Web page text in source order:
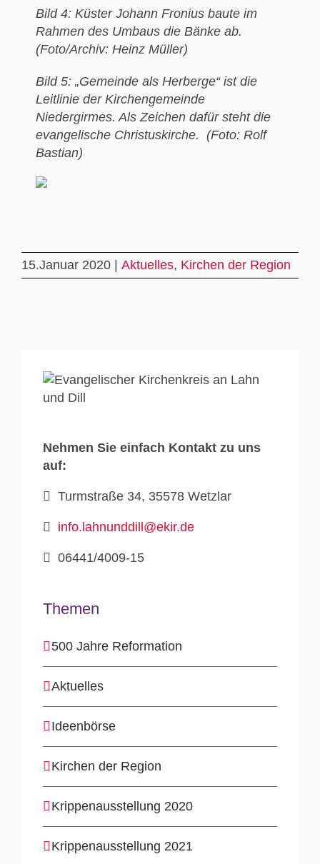
Bild 4: Küster Johann Fronius baute im
Rahmen des Umbaus die Bänke ab.
(Foto/Archiv: Heinz Müller)
Bild 5: „Gemeinde als Herberge“ ist die
Leitlinie der Kirchengemeinde
Niedergirmes. Als Zeichen dafür steht die
evangelische Christuskirche. (Foto: Rolf
Bastian)
15.Januar 2020 | Aktuelles, Kirchen der Region
Nehmen Sie einfach Kontakt zu uns
auf:
Turmstraße 34, 35578 Wetzlar
info.lahnunddill@ekir.de
06441/4009-15
Themen
500 Jahre Reformation
Aktuelles
Ideenbörse
Kirchen der Region
Krippenausstellung 2020
Krippenausstellung 2021